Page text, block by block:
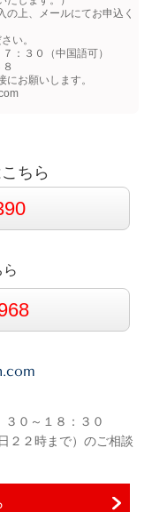
の上、メールにてお申込く
い。
：３０（中国語可）
８
お願いします。
ちら
０～１８：３０
２２時まで）のご相談